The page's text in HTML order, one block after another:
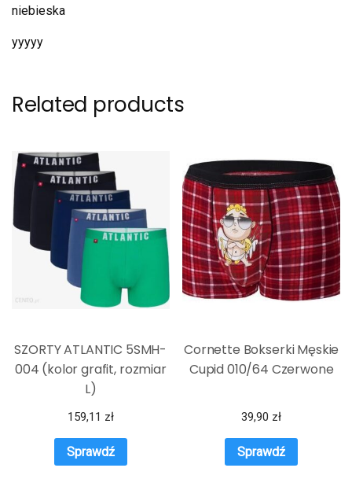
niebieska
yyyyy
Related products
SZORTY ATLANTIC 5SMH-
004 (kolor grafit, rozmiar
L)
159,11 zł
Sprawdź
Cornette Bokserki Męskie
Cupid 010/64 Czerwone
39,90 zł
Sprawdź